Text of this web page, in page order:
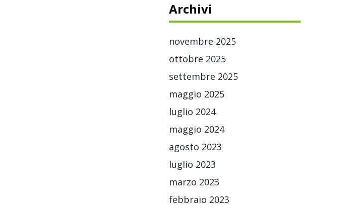
Archivi
novembre 2025
ottobre 2025
settembre 2025
maggio 2025
luglio 2024
maggio 2024
agosto 2023
luglio 2023
marzo 2023
febbraio 2023